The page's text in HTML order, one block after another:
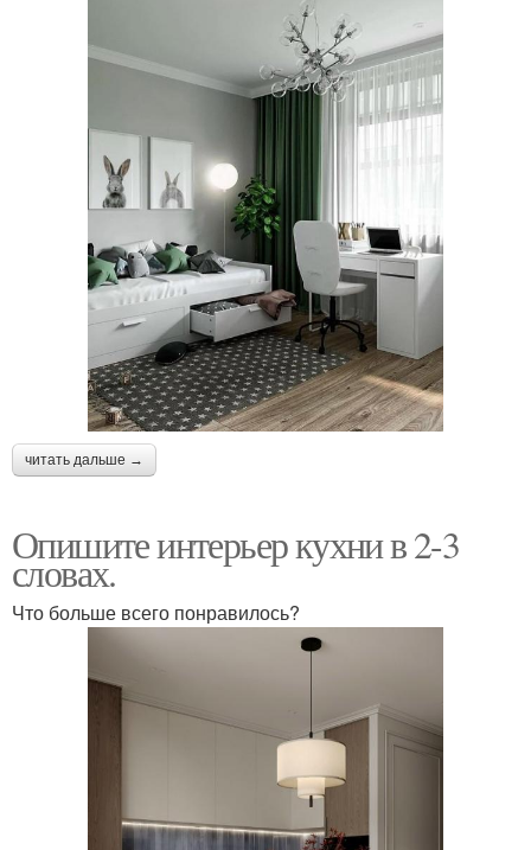
читать дальше →
Опишите интерьер кухни в 2-3
словах.
Что больше всего понравилось?